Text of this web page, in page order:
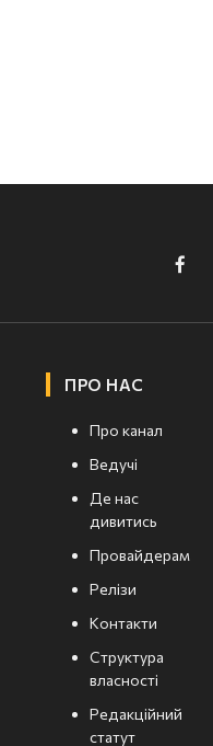
ПРО НАС
Про канал
Ведучі
Де нас
дивитись
Провайдерам
Релізи
Контакти
Структура
власності
Редакційний
статут